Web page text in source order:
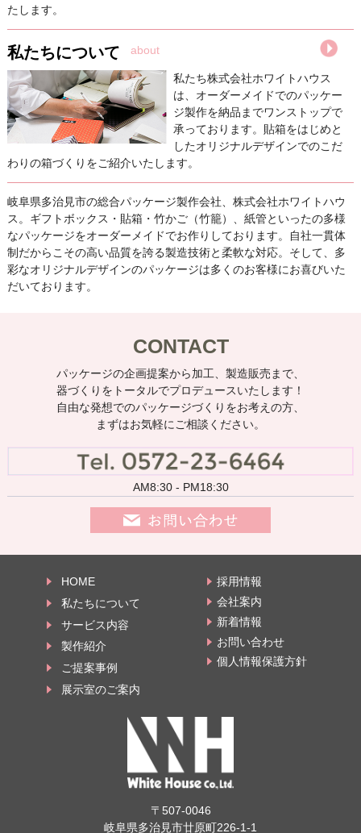
たします。
私たちについて about
私たち株式会社ホワイトハウス
は、オーダーメイドでのパッケー
ジ製作を納品までワンストップで
承っております。貼箱をはじめと
したオリジナルデザインでのこだ
わりの箱づくりをご紹介いたします。
岐阜県多治見市の総合パッケージ製作会社、株式会社ホワイトハウ
ス。ギフトボックス・貼箱・竹かご（竹籠）、紙管といったの多様
なパッケージをオーダーメイドでお作りしております。自社一貫体
制だからこその高い品質を誇る製造技術と柔軟な対応。そして、多
彩なオリジナルデザインのパッケージは多くのお客様にお喜びいた
だいております。
CONTACT
パッケージの企画提案から加工、製造販売まで、
器づくりをトータルでプロデュースいたします！
自由な発想でのパッケージづくりをお考えの方、
まずはお気軽にご相談ください。
AM8:30 - PM18:30
HOME
私たちについて
サービス内容
製作紹介
ご提案事例
展示室のご案内
採用情報
会社案内
新着情報
お問い合わせ
個人情報保護方針
〒507-0046
岐阜県多治見市廿原町226-1-1